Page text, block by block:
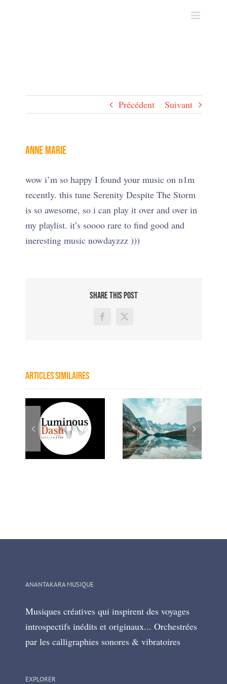
Précédent Suivant
Anne Marie
wow i’m so happy I found your music on n1m
recently. this tune Serenity Despite The Storm
is so awesome, so i can play it over and over in
my playlist. it’s soooo rare to find good and
ineresting music nowdayzzz )))
SHARE THIS POST
Facebook
X
Articles similaires
chronique :
synth&sequences
ANANTAKARA MUSIQUE
Musiques créatives qui inspirent des voyages
introspectifs inédits et originaux... Orchestrées
par les calligraphies sonores & vibratoires
EXPLORER